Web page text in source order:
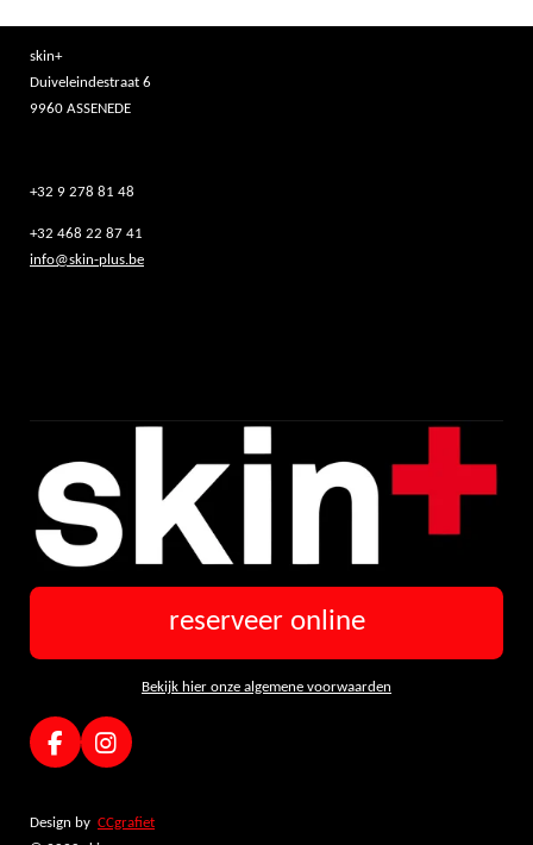
skin+
Duiveleindestraat 6
9960 ASSENEDE
+32 9 278 81 48
+32 468 22 87 41
info@skin-plus.be
reserveer online
Bekijk hier onze algemene voorwaarden
F
a
e
I
n
t
Design by CCgrafiet